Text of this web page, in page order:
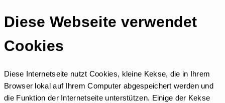
Diese Webseite verwendet
Cookies
Diese Internetseite nutzt Cookies, kleine Kekse, die in Ihrem
Browser lokal auf Ihrem Computer abgespeichert werden und
die Funktion der Internetseite unterstützen. Einige der Kekse